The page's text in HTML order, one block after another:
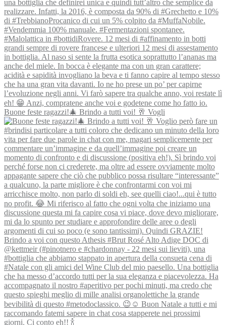
Buone feste ragazzi!🎄 Brindo a tutti voi! 🥂 Vogli